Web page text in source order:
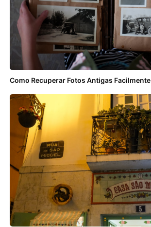
Como Recuperar Fotos Antigas Facilmente